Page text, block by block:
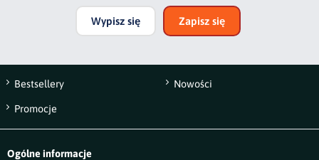
Wyślij opinię
Wypisz się Zapisz się
Bestsellery Nowości
Promocje
Ogólne informacje